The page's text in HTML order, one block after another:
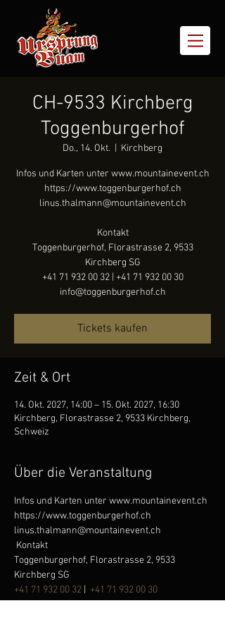
CH-9533 Kirchberg
Toggenburgerhof
Do., 14. Okt. Kirchberg
Infos und Karten unter www.mountainevent.ch
https://www.toggenburgerhof.ch
linus.thalmann@mountainevent.ch
Kontakt
Toggenburgerhof, Florastrasse 2, 9533
Kirchberg SG
+41 71 932 00 32 | +41 71 932 00 30
info@toggenburgerhof.ch
Tickets kaufen
Zeit & Ort
14. Okt. 2027, 14:00 – 15. Okt. 2027, 16:30
Kirchberg, Florastrasse 2, 9533 Kirchberg,
Schweiz
Über die Veranstaltung
Infos und Karten unter www.mountainevent.ch
https://www.toggenburgerhof.ch
linus.thalmann@mountainevent.ch
Kontakt
Toggenburgerhof, Florastrasse 2, 9533
Kirchberg SG
+41 71 932 00 32
+41 71 932 00 30